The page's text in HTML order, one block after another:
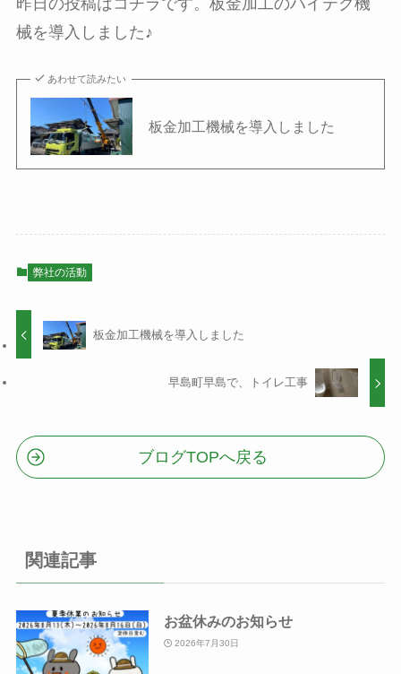
械を導入しました♪
あわせて読みたい
板金加工機械を導入しました
弊社の活動
板金加工機械を導入しました
早島町早島で、トイレ工事
ブログTOPへ戻る
関連記事
お盆休みのお知らせ
2026年7月30日